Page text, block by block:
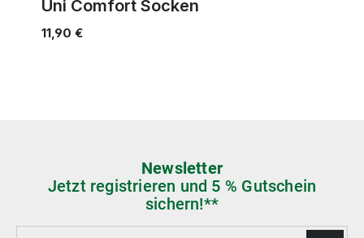
Uni Comfort Socken
11,90 €
Newsletter
Jetzt registrieren und 5 % Gutschein
sichern!**